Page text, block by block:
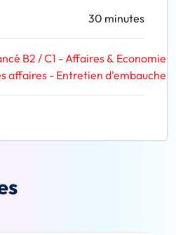
30 minutes
B2 / C1 - Affaires & Economie
affaires - Entretien d'embauche